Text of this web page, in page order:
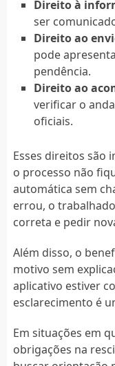
Direito à
ser
Direito ao
pode
pendência.
Direito ao
verificar o
oficiais.
Esses direitos são
o processo não
automática sem
errou, o
correta e pedir
Além disso, o
motivo sem
aplicativo estiver
esclarecimento é
Em situações em
obrigações na